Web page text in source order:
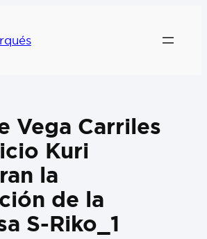
Vega Carriles
Kuri
la
de la
S-Riko_1